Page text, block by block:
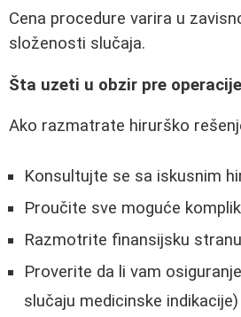
Cena procedure varira u
složenosti slučaja.
Šta uzeti u obzir pre
Ako razmatrate hirurško
Konsultujte se sa iskusnim
Proučite sve moguće
Razmotrite finansijsku
Proverite da li vam
slučaju medicinske indikacije)